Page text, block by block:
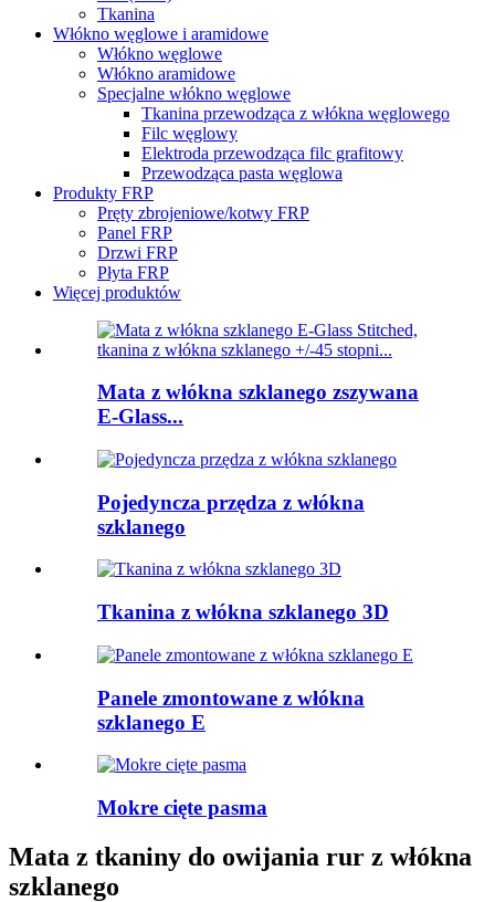
Tkanina
Włókno węglowe i aramidowe
Włókno węglowe
Włókno aramidowe
Specjalne włókno węglowe
Tkanina przewodząca z włókna węglowego
Filc węglowy
Elektroda przewodząca filc grafitowy
Przewodząca pasta węglowa
Produkty FRP
Pręty zbrojeniowe/kotwy FRP
Panel FRP
Drzwi FRP
Płyta FRP
Więcej produktów
Mata z włókna szklanego zszywana
E-Glass...
Pojedyncza przędza z włókna
szklanego
Tkanina z włókna szklanego 3D
Panele zmontowane z włókna
szklanego E
Mokre cięte pasma
Mata z tkaniny do owijania rur z włókna
szklanego